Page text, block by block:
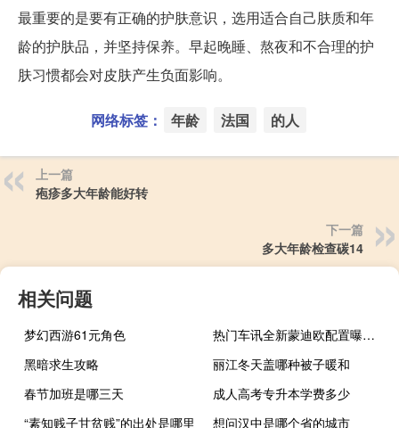
最重要的是要有正确的护肤意识，选用适合自己肤质和年
龄的护肤品，并坚持保养。早起晚睡、熬夜和不合理的护
肤习惯都会对皮肤产生负面影响。
网络标签： 年龄 法国 的人
上一篇
疱疹多大年龄能好转
下一篇
多大年龄检查碳14
相关问题
梦幻西游61元角色
热门车讯全新蒙迪欧配置曝光 1.5T三缸直喷是亮点
黑暗求生攻略
丽江冬天盖哪种被子暖和
春节加班是哪三天
成人高考专升本学费多少
“素知贱子甘贫贱”的出处是哪里
想问汉中是哪个省的城市